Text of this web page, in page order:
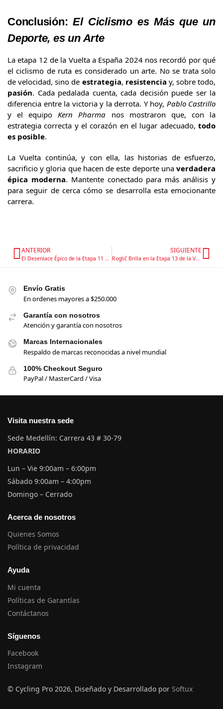
Conclusión:El Ciclismo es Más que un
Deporte, es un Arte
La etapa 12 de la Vuelta a España 2024 nos recordó por qué
el ciclismo de ruta es considerado un arte. No se trata solo
de velocidad, sino de estrategia, resistencia y, sobre todo,
pasión. Cada pedalada cuenta, cada decisión puede ser la
diferencia entre la victoria y la derrota. Y hoy, Pablo Castrillo
y el equipoKern Pharma nos mostraron que, con la
estrategia correcta y el corazón en el lugar adecuado, todo
es posible.
La Vuelta continúa, y con ella, las historias de esfuerzo,
sacrificio y gloria que hacen de este deporte una verdadera
épica moderna. Mantente conectado para más análisis y
para seguir de cerca cómo se desarrolla esta emocionante
carrera.
ANTERIOR
El Desenlace Épico de la Etapa 11 en la Vuelta a España 2024: Estrategia y Resistencia en Cada Kilómetro
SIGUIENTE
Roglič Brilla en la Etapa 13 de la Vuelta a España 2024: Quintana y Carapaz Destacan en una Jornada Épica de Alta Montaña
Envío Gratis
En ordenes mayores a $250.000
Garantía con nosotros
Atención y garantía con nosotros
Marcas Internacionales
Respaldo de marcas reconocidas a nivel mundial
100% Checkout Seguro
PayPal / MasterCard / Visa
Visita nuestra sede
Sede Medellín: Carrera 43 # 30-79
HORARIO
Lun – Vie 9:00am – 6:00pm
Sábado 9:00am – 4:00pm
Domingo – Cerrado
Acerca de nosotros
Quienes Somos
Política de privacidad
Ayuda
Mi cuenta
Políticas de Garantías
Contáctanos
Síguenos
Facebook
Instagram
© Cycling Pro 2026, Diseñado y Desarrollado por Softux